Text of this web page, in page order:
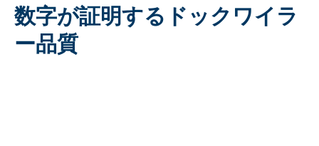
数字が証明するドックワイラ
ー品質